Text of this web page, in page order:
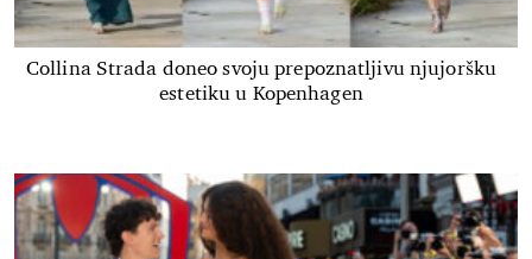
Collina Strada doneo svoju prepoznatljivu njujoršku
estetiku u Kopenhagen